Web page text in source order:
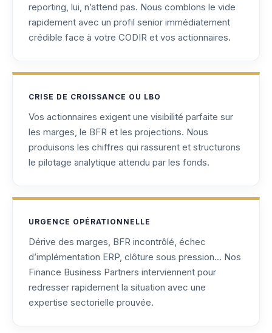
reporting, lui, n’attend pas. Nous comblons le vide
rapidement avec un profil senior immédiatement
crédible face à votre CODIR et vos actionnaires.
CRISE DE CROISSANCE OU LBO
Vos actionnaires exigent une visibilité parfaite sur
les marges, le BFR et les projections. Nous
produisons les chiffres qui rassurent et structurons
le pilotage analytique attendu par les fonds.
URGENCE OPÉRATIONNELLE
Dérive des marges, BFR incontrôlé, échec
d’implémentation ERP, clôture sous pression… Nos
Finance Business Partners interviennent pour
redresser rapidement la situation avec une
expertise sectorielle prouvée.